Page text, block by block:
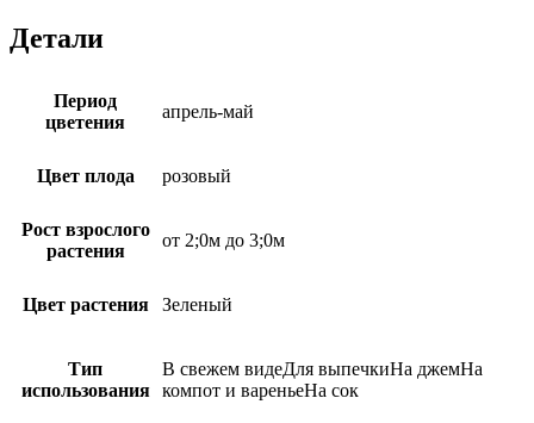
Детали
Период
цветения
апрель-май
Цвет плода розовый
Рост взрослого
растения
от 2;0м до 3;0м
Цвет растения Зеленый
Тип
использования
В свежем видеДля выпечкиНа джемНа
компот и вареньеНа сок